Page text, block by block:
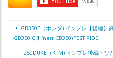
GB350C（ホンダ) インプレ【後編】
GB350 C (H’ness CB350) TEST RIDE
250DUKE（KTM) インプレ後編・